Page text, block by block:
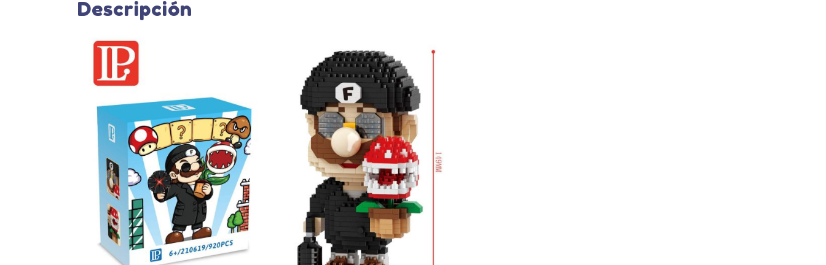
Descripción